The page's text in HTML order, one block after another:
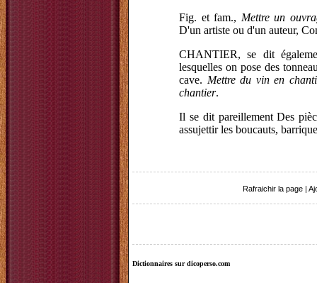
Fig. et fam., Mettre un
D'un artiste ou d'un auteur,
CHANTIER, se dit
lesquelles on pose des
cave. Mettre du vin en
chantier.
Il se dit pareillement Des
assujettir les boucauts,
Rafraichir la page
Dictionnaires sur dicoperso.com